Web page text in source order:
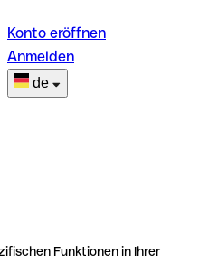
Konto eröffnen
Anmelden
de
Funktionen in Ihrer